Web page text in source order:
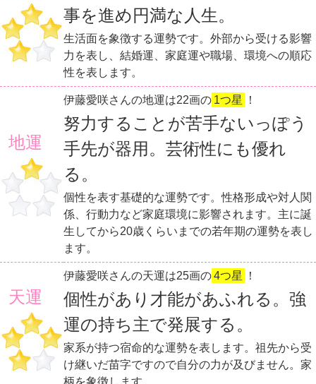
事を進め円満な人生。
生活面を象徴する運勢です。外部から受ける影響
力を表し、結婚運、家庭運や職場、環境への順応
性を表します。
地運
伊藤愛咲さんの地運は22画の 1つ星 ！
努力することが苦手ないっぽう
手先が器用。芸術性にも優れ
る。
個性を表す基礎的な運勢です。性格形成や対人関
係、行動力など家庭環境に影響されます。主に誕
生してから20歳くらいまでの若年期の運勢を表し
ます。
天運
伊藤愛咲さんの天運は25画の4つ星 ！
個性があり才能があふれる。強
運の持ち主で発展する。
家系が持つ宿命的な運勢を表します。祖先から受
け継いだ苗字ですので自分の力が及びません。家
柄を象徴します。